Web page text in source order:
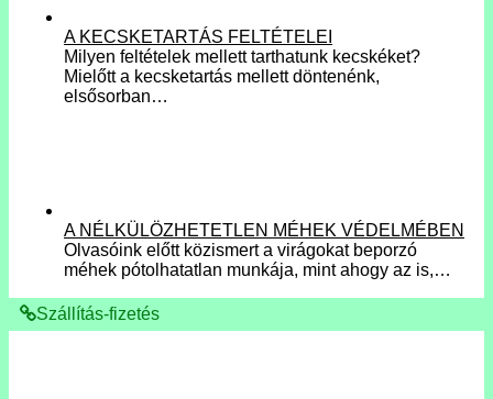
A KECSKETARTÁS FELTÉTELEI
Milyen feltételek mellett tarthatunk kecskéket?
Mielőtt a kecsketartás mellett döntenénk,
elsősorban…
A NÉLKÜLÖZHETETLEN MÉHEK VÉDELMÉBEN
Olvasóink előtt közismert a virágokat beporzó
méhek pótolhatatlan munkája, mint ahogy az is,…
Szállítás-fizetés